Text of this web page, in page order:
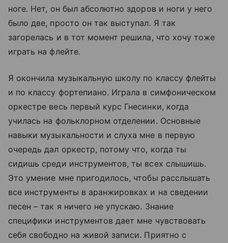
ноге. Нет, он был абсолютно здоров и ноги у него
было две, просто он так выступал. Я так
загорелась и в тот момент решила, что хочу тоже
играть на флейте.
Я окончила музыкальную школу по классу флейты
и по классу фортепиано. Играла в симфоническом
оркестре весь первый курс Гнесинки, когда
училась на фольклорном отделении. Основные
навыки музыкальности и слуха мне в первую
очередь дал оркестр, потому что, когда ты
сидишь среди инструментов, ты всех слышишь.
Это умение мне пригодилось, чтобы расслышать
все инструменты в аранжировках и на сведении
песен – так я ничего не упускаю. Знание
специфики инструментов дает мне чувствовать
себя свободно на живой записи. Приятно с